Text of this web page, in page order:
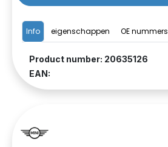
Info eigenschappen OE nummers
Product number: 20635126
EAN: